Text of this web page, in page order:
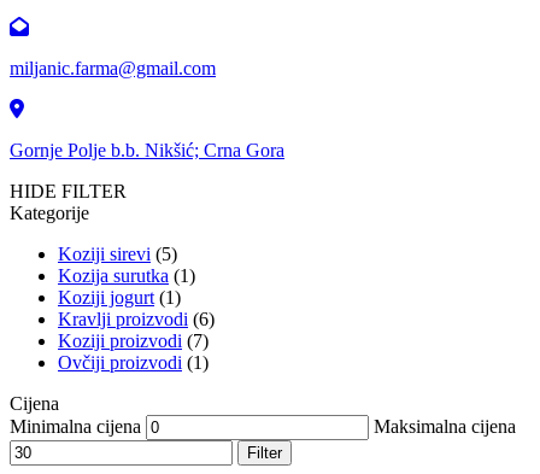
miljanic.farma@gmail.com
Gornje Polje b.b. Nikšić; Crna Gora
HIDE FILTER
Kategorije
Koziji sirevi (5)
Kozija surutka (1)
Koziji jogurt (1)
Kravlji proizvodi (6)
Koziji proizvodi (7)
Ovčiji proizvodi (1)
Cijena
Minimalna cijena
Maksimalna cijena
Filter